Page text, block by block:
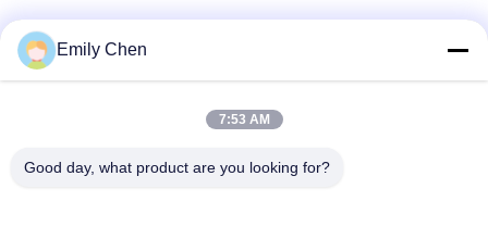
Emily Chen
7:53 AM
Good day, what product are you looking for?